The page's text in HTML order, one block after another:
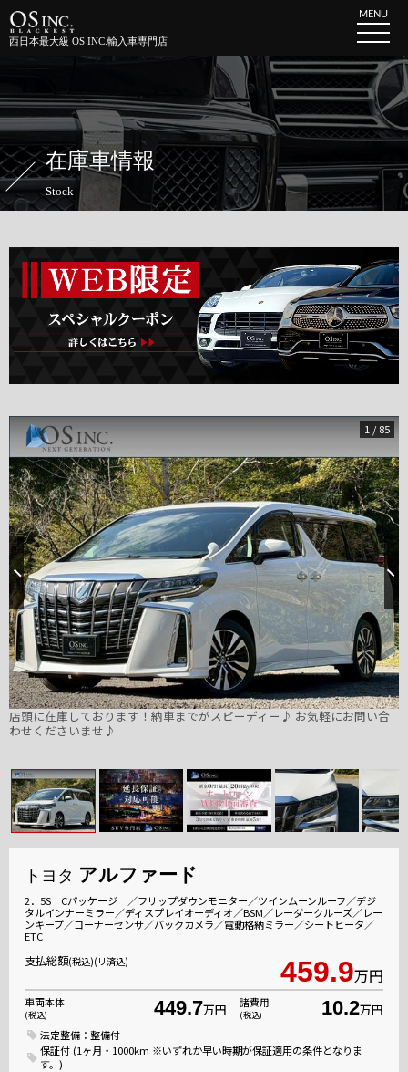
西日本最大級 OS INC.輸入車専門店
MENU
在庫車情報
Stock
店頭に在庫しております！納車までがスピーディー♪ お気軽にお問い合
わせくださいませ♪
1 / 85
トヨタ アルファード
2．5S Cパッケージ ／フリップダウンモニター／ツインムーンルーフ／デジ
タルインナーミラー／ディスプレイオーディオ／BSM／レーダークルーズ／レー
ンキープ／コーナーセンサ／バックカメラ／電動格納ミラー／シートヒータ／
ETC
支払総額(税込)(リ済込) 459.9万円
車両本体
(税込) 449.7万円 諸費用
(税込) 10.2万円
法定整備：整備付
保証付 (1ヶ月・1000km ※いずれか早い時期が保証適用の条件となりま
す。)